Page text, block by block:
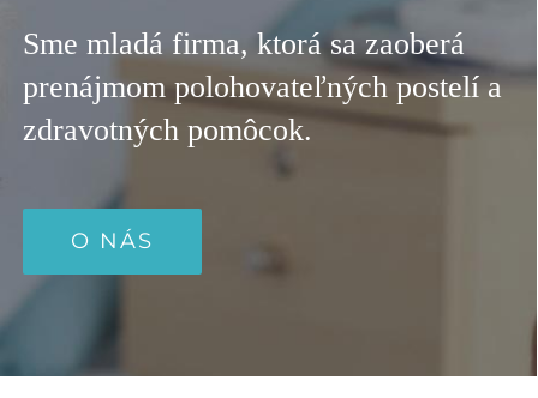
Sme mladá firma, ktorá sa zaoberá
prenájmom polohovateľných postelí a
zdravotných pomôcok.
O NÁS